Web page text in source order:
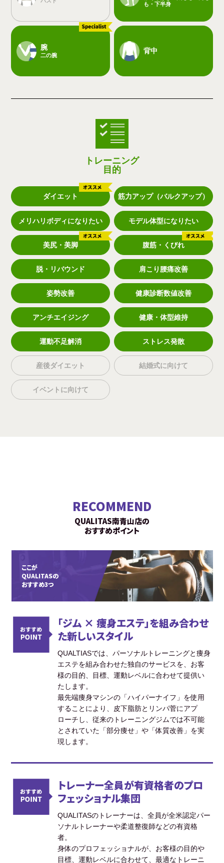
も・下半身
腕
二の腕
背中
トレーニング
目的
ダイエット 筋力アップ（バルクアップ）
メリハリボディになりたい モデル体型になりたい
美尻・美脚 腹筋・くびれ
脱・リバウンド 肩こり腰痛改善
姿勢改善 健康診断数値改善
アンチエイジング 健康・体型維持
運動不足解消 ストレス発散
産後ダイエット 結婚式に向けて
イベントに向けて
RECOMMEND
QUALITAS南青山店の
おすすめポイント
ここが
QUALITASの
おすすめ3つ
「ジム × 痩身エステ」を組み合わせ
た新しいスタイル
QUALTIASでは、パーソナルトレーニングと痩身
エステを組み合わせた独自のサービスを、お客
様の目的、目標、運動レベルに合わせて提供い
たします。
最先端痩身マシンの「ハイパーナイフ」を使用
することにより、皮下脂肪とリンパ菅にアプ
ローチし、従来のトレーニングジムでは不可能
とされていた「部分痩せ」や「体質改善」を実
現します。
トレーナー全員が有資格者のプロ
フェッショナル集団
QUALITASのトレーナーは、全員が全米認定パー
ソナルトレーナーや柔道整復師などの有資格
者。
身体のプロフェッショナルが、お客様の目的や
目標、運動レベルに合わせて、最適なトレーニ